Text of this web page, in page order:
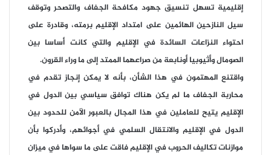
إقليمية تسهل تنسيق جهود مكافحة الجفاف والتصحر وتوقف
سيل النازحين الهائمين على امتداد الإقليم برمته، وقادرة على
احتواء النزاعات السائدة في الإقليم والتي كانت أساسا بين
الصومال وأثيوبيا أونابعة من صراعهما الممتد إلى ما وراء القرون.
واقتنع المهتمون في هذا الشأن، بأنه لا يمكن إنجاز تقدم في
محاربة الجفاف ما لم يكن هناك توافق سياسي بين الدول في
الإقليم يتيح للعاملين في هذا المجال بالعبور الآمن للحدود بين
الدول في الإقليم والانتقال السلمي في أجوائهم، وأدركوا بأن
موازنات تكاليف الحروب في الإقليم فاقت على ما سواها في ميزان